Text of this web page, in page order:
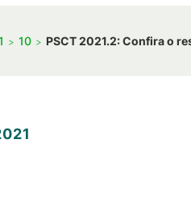
10 PSCT 2021.2: Confira o